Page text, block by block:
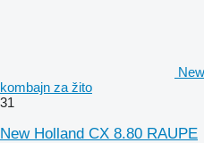
kombajn za žito
31
New Holland CX 8.80 RAUPE